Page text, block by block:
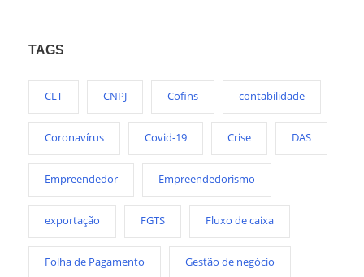
TAGS
CLT CNPJ Cofins contabilidade
Coronavírus Covid-19 Crise DAS
Empreendedor Empreendedorismo
exportação FGTS Fluxo de caixa
Folha de Pagamento Gestão de negócio